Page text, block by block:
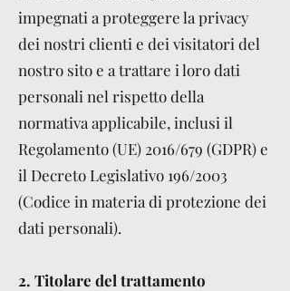
impegnati a proteggere la privacy
dei nostri clienti e dei visitatori del
nostro sito e a trattare i loro dati
personali nel rispetto della
normativa applicabile, inclusi il
Regolamento (UE) 2016/679 (GDPR) e
il Decreto Legislativo 196/2003
(Codice in materia di protezione dei
dati personali).
2. Titolare del trattamento